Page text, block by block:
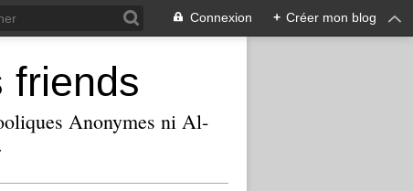
Connexion + Créer mon blog
friends
Anonymes ni Al-